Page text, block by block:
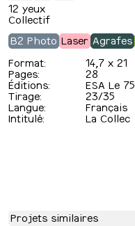
12 yeux
Collectif
B2 Photo Laser Agrafes
Format:
14,7 x 21
Pages:
28
Éditions:
ESA Le 75
Tirage:
23/35
Langue:
Français
Intitulé:
La Collec
Projets similaires